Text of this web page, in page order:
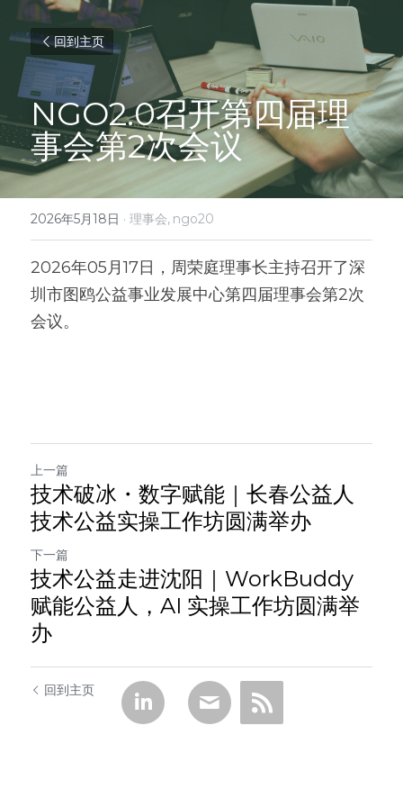
回到主页
NGO2.0召开第四届理
事会第2次会议
2026年5月18日 · 理事会, ngo20
2026年05月17日，周荣庭理事长主持召开了深
圳市图鸥公益事业发展中心第四届理事会第2次
会议。
上一篇
技术破冰・数字赋能｜长春公益人
技术公益实操工作坊圆满举办
下一篇
技术公益走进沈阳｜WorkBuddy
赋能公益人，AI 实操工作坊圆满举
办
回到主页